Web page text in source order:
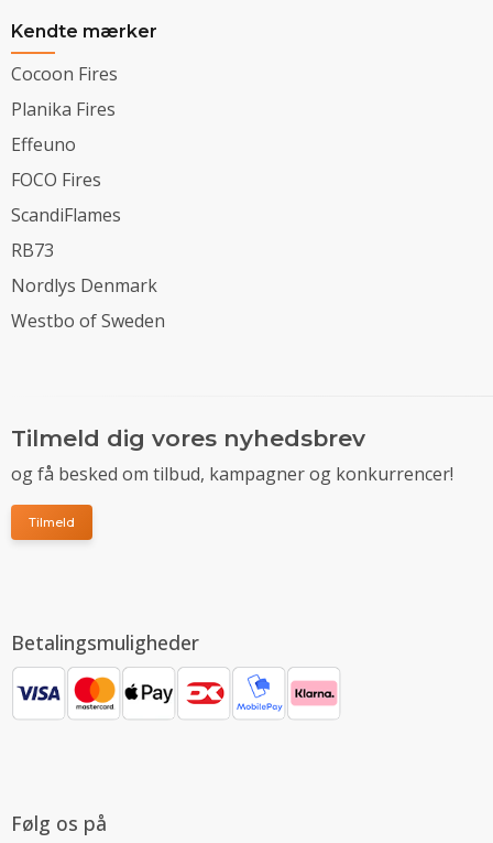
Kendte mærker
Cocoon Fires
Planika Fires
Effeuno
FOCO Fires
ScandiFlames
RB73
Nordlys Denmark
Westbo of Sweden
Tilmeld dig vores nyhedsbrev
og få besked om tilbud, kampagner og konkurrencer!
Tilmeld
Betalingsmuligheder
Følg os på